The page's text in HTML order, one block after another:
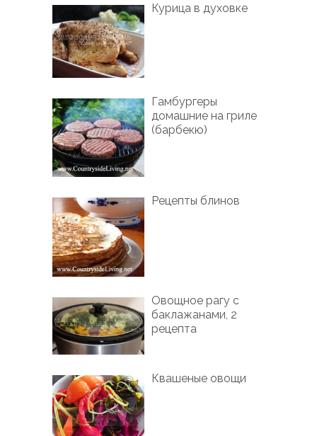
Курица в духовке
Гамбургеры
домашние на гриле
(барбекю)
Рецепты блинов
Овощное рагу с
баклажанами, 2
рецепта
Квашеные овощи